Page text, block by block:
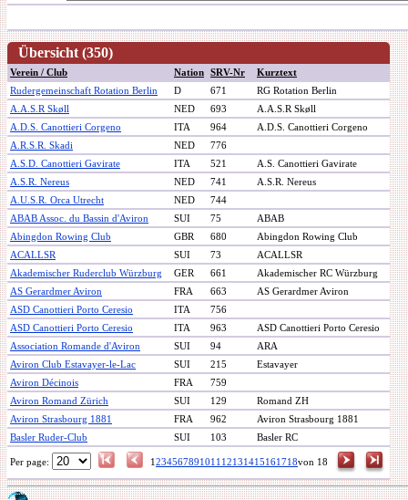
Übersicht (350)
Verein / Club Nation SRV-Nr
Kurztext
Rudergemeinschaft Rotation Berlin
D 671
RG Rotation Berlin
A.A.S.R Skøll
NED 693
A.A.S.R Skøll
A.D.S. Canottieri Corgeno
ITA 964
A.D.S. Canottieri Corgeno
A.R.S.R. Skadi
NED
776
A.S.D. Canottieri Gavirate
ITA 521
A.S. Canottieri Gavirate
A.S.R. Nereus
NED 741
A.S.R. Nereus
A.U.S.R. Orca Utrecht
NED
744
ABAB Assoc. du Bassin d'Aviron
SUI 75
ABAB
Abingdon Rowing Club
GBR 680
Abingdon Rowing Club
ACALLSR
SUI 73
ACALLSR
Akademischer Ruderclub Würzburg
GER 661
Akademischer RC Würzburg
AS Gerardmer Aviron
FRA 663
AS Gerardmer Aviron
ASD Canottieri Porto Ceresio
ITA
756
ASD Canottieri Porto Ceresio
ITA 963
ASD Canottieri Porto Ceresio
Association Romande d'Aviron
SUI 94
ARA
Aviron Club Estavayer-le-Lac
SUI 215
Estavayer
Aviron Décinois
FRA
759
Aviron Romand Zürich
SUI 129
Romand ZH
Aviron Strasbourg 1881
FRA 962
Aviron Strasbourg 1881
Basler Ruder-Club
SUI 103 Basler RC
Per page: 1234567891011 12131415161718von 18